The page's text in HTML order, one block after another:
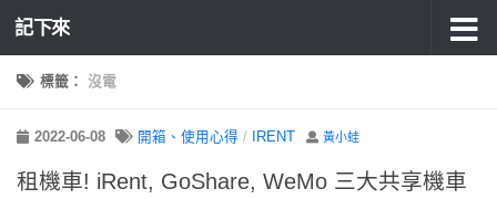
記下來
標籤： 沒電
2022-06-08 開箱、使用心得 / IRENT 黃小蛙
租機車! iRent, GoShare, WeMo 三大共享機車